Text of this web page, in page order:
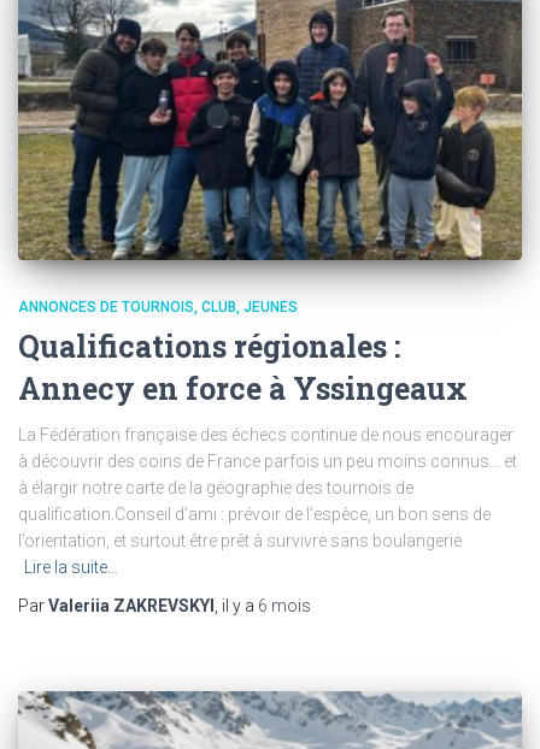
ANNONCES DE TOURNOIS CLUB JEUNES
Qualifications régionales :
Annecy en force à Yssingeaux
La Fédération française des échecs continue de nous encourager
à découvrir des coins de France parfois un peu moins connus… et
à élargir notre carte de la géographie des tournois de
qualification.Conseil d’ami : prévoir de l’espèce, un bon sens de
l’orientation, et surtout être prêt à survivre sans boulangerie
Lire la suite…
ParValeriia ZAKREVSKYI , il y a 6 mois